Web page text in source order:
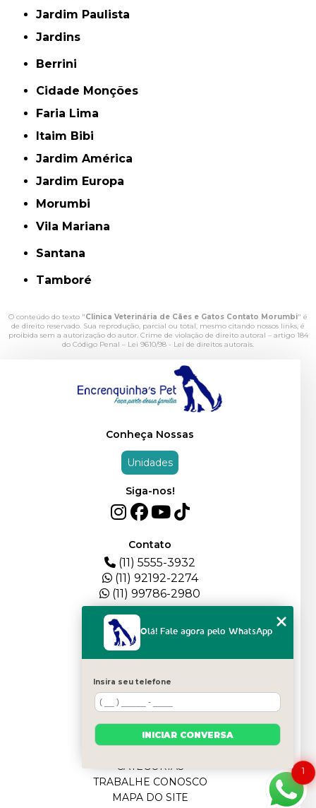
Jardim Paulista
Jardins
Berrini
Cidade Monções
Faria Lima
Itaim Bibi
Jardim América
Jardim Europa
Morumbi
Vila Mariana
Santana
Tamboré
O conteúdo do texto "Clinica Veterinária de Cães e Gatos Contato Morumbi" é
de direito reservado. Sua reprodução, parcial ou total, mesmo citando nossos links, é
proibida sem a autorização do autor. Crime de violação de direito autoral – artigo 184
do Código Penal – Lei 9610/98 - Lei de direitos autorais.
Conheça Nossas
Unidades
Siga-nos!
Contato
(11) 5555-3932
(11) 92192-2274
(11) 99786-2980
QUEM SOMOS
BLOG
FILHOTES
CATEGORIAS
TRABALHE CONOSCO
MAPA DO SITE
1
Olá! Fale agora pelo WhatsApp
Insira seu telefone
INICIAR CONVERSA